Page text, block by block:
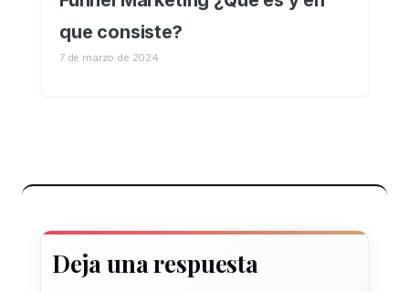
que consiste?
7 de marzo de 2024
Deja una respuesta